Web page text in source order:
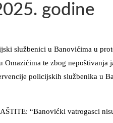
godine
službenici u Banovićima u
te zbog nepoštivanja
policijskih službenika u
“Banovićki vatrogasci